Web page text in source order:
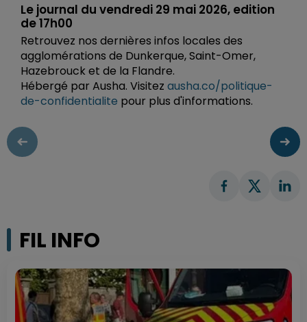
Le journal du vendredi 29 mai 2026, edition
de 17h00
Retrouvez nos dernières infos locales des
agglomérations de Dunkerque, Saint-Omer,
Hazebrouck et de la Flandre.
Hébergé par Ausha. Visitez ausha.co/politique-
de-confidentialite pour plus d'informations.
FIL INFO